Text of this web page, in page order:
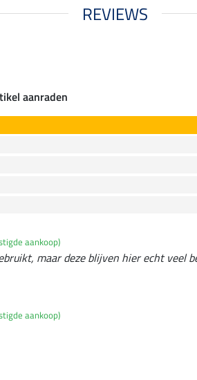
REVIEWS
aanraden
aankoop)
maar deze blijven hier echt veel
aankoop)